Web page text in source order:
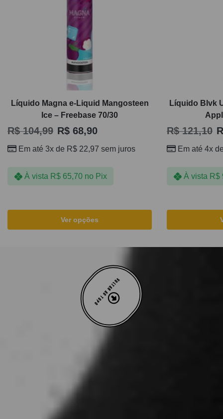
Líquido Magna e-Liquid Mangosteen
Ice – Freebase 70/30
R$104,99 R$ 68,90
Em até 3x de R$ 22,97 sem juros
À vista R$65,70 no Pix
Ver opções
Líquido Blvk
R$121,10
Em até 4x
À vista R$
VOLTAR AO TOPO